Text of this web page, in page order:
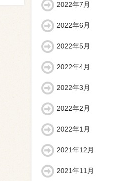
2022年7月
2022年6月
2022年5月
2022年4月
2022年3月
2022年2月
2022年1月
2021年12月
2021年11月